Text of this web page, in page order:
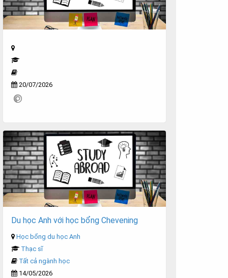
20/07/2026
Du học Anh với học bổng Chevening
Học bổng du học Anh
Thạc sĩ
Tất cả ngành học
14/05/2026